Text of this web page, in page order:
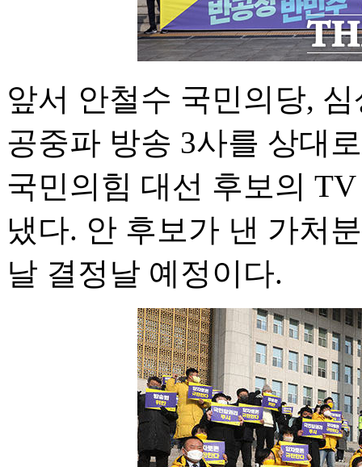
앞서 안철수 국민의당,
공중파 방송 3사를 상대
국민의힘 대선 후보의
냈다. 안 후보가 낸 가처
날 결정날 예정이다.